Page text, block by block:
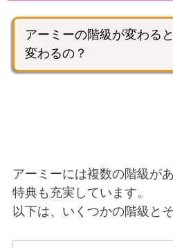
アーミーの階級が変わる
変わるの？
アーミーには複数の階級が
特典も充実しています。
以下は、いくつかの階級と